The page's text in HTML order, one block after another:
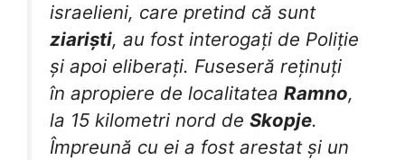
israelieni, care pretind că sunt
ziariști, au fost interogați de Poliție
și apoi eliberați. Fuseseră reținuți
în apropiere de localitatea Ramno,
la 15 kilometri nord de Skopje.
Împreună cu ei a fost arestat și un